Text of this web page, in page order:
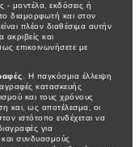
μοντέλα, εκδόσεις ή
διαμορφωτή και στον
πλέον διαθέσιμα αυτήν
και
επικοινωνήσετε με
Η παγκόσμια έλλειψη
κατασκευής
και τους χρόνους
και, ως αποτέλεσμα, οι
ιστότοπο ενδέχεται να
για
και συνδυασμούς